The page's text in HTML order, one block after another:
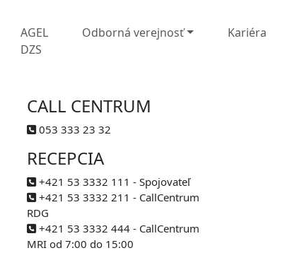
AGEL
DZS
Odborná verejnosť Kariéra
CALL CENTRUM
053 333 23 32
RECEPCIA
+421 53 3332 111 - Spojovateľ
+421 53 3332 211 - CallCentrum
RDG
+421 53 3332 444 - CallCentrum
MRI od 7:00 do 15:00